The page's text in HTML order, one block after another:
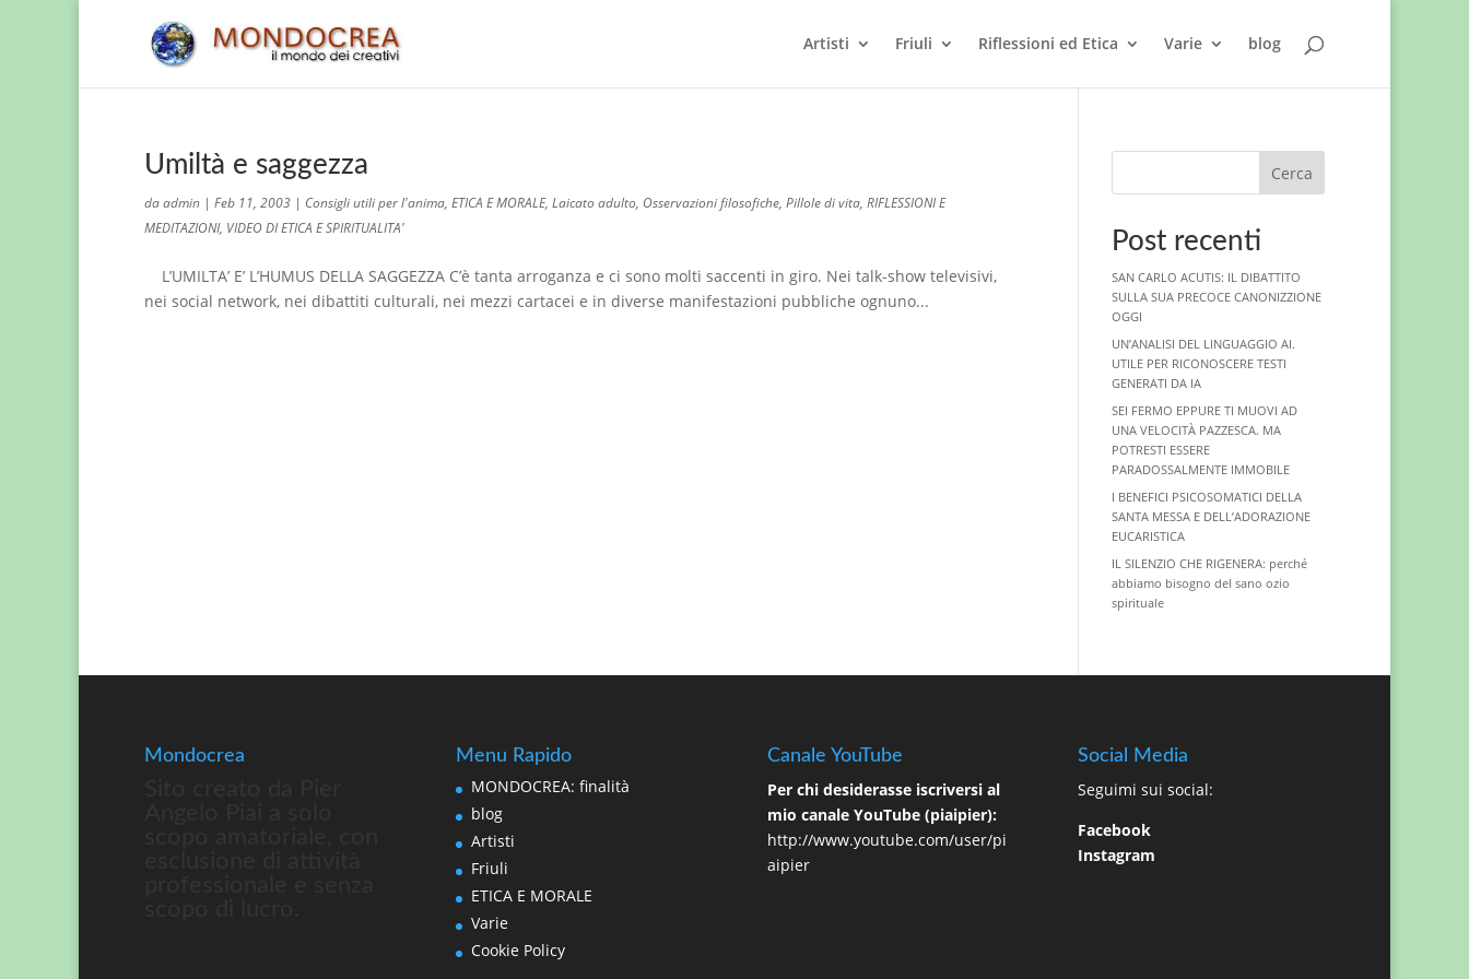
Artisti Friuli Riflessioni ed Etica Varie blog
Umiltà e saggezza
daadmin | Feb 11, 2003 | Consigli utili per l'anima, ETICA E MORALE, Laicato adulto, Osservazioni filosofiche, Pillole di vita, RIFLESSIONI E
MEDITAZIONI, VIDEO DI ETICA E SPIRITUALITA'
L’UMILTA’ E’ L’HUMUS DELLA SAGGEZZA C’è tanta arroganza e ci sono molti saccenti in giro. Nei talk-show televisivi,
nei social network, nei dibattiti culturali, nei mezzi cartacei e in diverse manifestazioni pubbliche ognuno...
Cerca
Post recenti
SAN CARLO ACUTIS: IL DIBATTITO
SULLA SUA PRECOCE CANONIZZIONE
OGGI
UN’ANALISI DEL LINGUAGGIO AI.
UTILE PER RICONOSCERE TESTI
GENERATI DA IA
SEI FERMO EPPURE TI MUOVI AD
UNA VELOCITÀ PAZZESCA. MA
POTRESTI ESSERE
PARADOSSALMENTE IMMOBILE
I BENEFICI PSICOSOMATICI DELLA
SANTA MESSA E DELL’ADORAZIONE
EUCARISTICA
IL SILENZIO CHE RIGENERA: perché
abbiamo bisogno del sano ozio
spirituale
Mondocrea Menu Rapido
MONDOCREA: finalità
blog
Artisti
Friuli
ETICA E MORALE
Varie
Cookie Policy
Canale YouTube
Per chi desiderasse iscriversi al
mio canale YouTube (piaipier):
http://www.youtube.com/user/pi
aipier
Social Media
Seguimi sui social:
Facebook
Instagram